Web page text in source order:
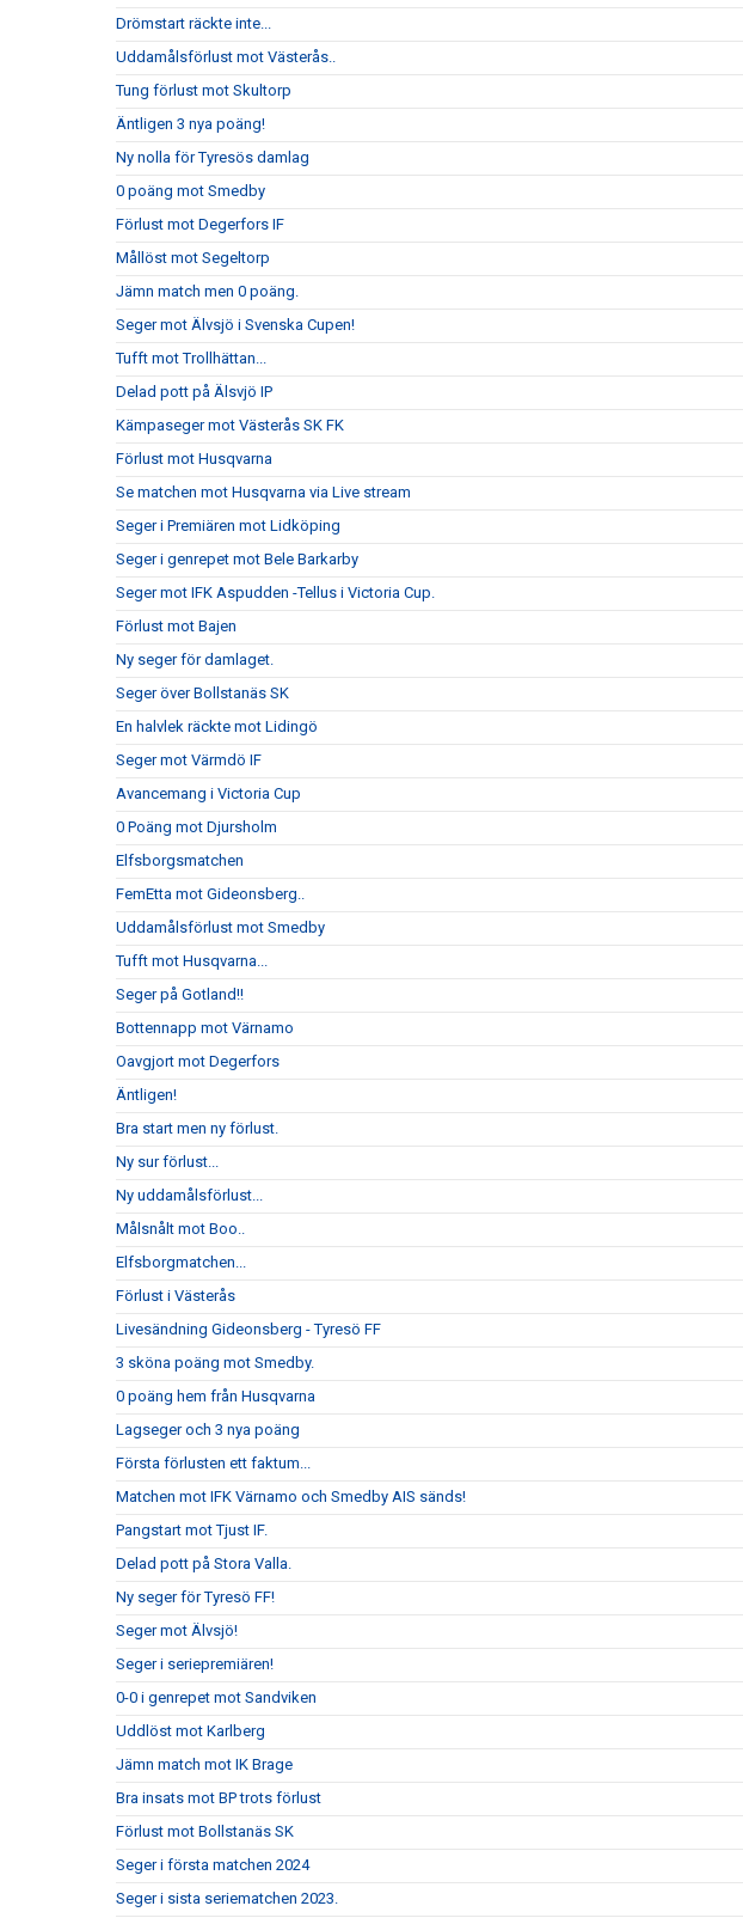
Drömstart räckte inte...
Uddamålsförlust mot Västerås..
Tung förlust mot Skultorp
Äntligen 3 nya poäng!
Ny nolla för Tyresös damlag
0 poäng mot Smedby
Förlust mot Degerfors IF
Mållöst mot Segeltorp
Jämn match men 0 poäng.
Seger mot Älvsjö i Svenska Cupen!
Tufft mot Trollhättan...
Delad pott på Älsvjö IP
Kämpaseger mot Västerås SK FK
Förlust mot Husqvarna
Se matchen mot Husqvarna via Live stream
Seger i Premiären mot Lidköping
Seger i genrepet mot Bele Barkarby
Seger mot IFK Aspudden -Tellus i Victoria Cup.
Förlust mot Bajen
Ny seger för damlaget.
Seger över Bollstanäs SK
En halvlek räckte mot Lidingö
Seger mot Värmdö IF
Avancemang i Victoria Cup
0 Poäng mot Djursholm
Elfsborgsmatchen
FemEtta mot Gideonsberg..
Uddamålsförlust mot Smedby
Tufft mot Husqvarna...
Seger på Gotland!!
Bottennapp mot Värnamo
Oavgjort mot Degerfors
Äntligen!
Bra start men ny förlust.
Ny sur förlust...
Ny uddamålsförlust...
Målsnålt mot Boo..
Elfsborgmatchen...
Förlust i Västerås
Livesändning Gideonsberg - Tyresö FF
3 sköna poäng mot Smedby.
0 poäng hem från Husqvarna
Lagseger och 3 nya poäng
Första förlusten ett faktum...
Matchen mot IFK Värnamo och Smedby AIS sänds!
Pangstart mot Tjust IF.
Delad pott på Stora Valla.
Ny seger för Tyresö FF!
Seger mot Älvsjö!
Seger i seriepremiären!
0-0 i genrepet mot Sandviken
Uddlöst mot Karlberg
Jämn match mot IK Brage
Bra insats mot BP trots förlust
Förlust mot Bollstanäs SK
Seger i första matchen 2024
Seger i sista seriematchen 2023.